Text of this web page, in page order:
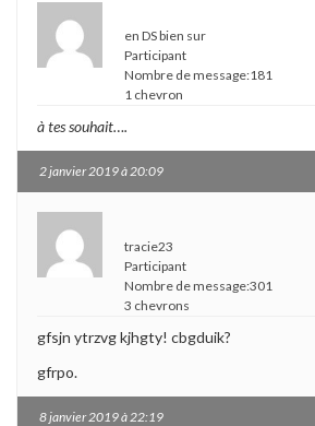
en DS bien sur
Participant
Nombre de message:181
1 chevron
à tes souhait….
2 janvier 2019 à 20:09
tracie23
Participant
Nombre de message:301
3 chevrons
gfsjn ytrzvg kjhgty! cbgduik?
gfrpo.
8 janvier 2019 à 22:19